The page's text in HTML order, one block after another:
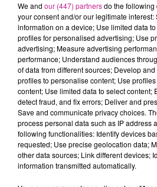
Fort d'une expérience de plus de 30
Humaines, Sofitex est un réseau
Temporaire et de Placement en
dynamique et son succès sur le
équipes, sa forte réactivité et sa
DESCRIPTION DE L'OFFRE
Nous recrutons pour notre
Travaux Publics sur le secteur de
CONDUCTEUR DE PELLE A
Au sein de votre équipe, vos
-Conduite en autonomie d'une pelle
We and our (447) partnersdo the following
your consent and/or our legitimate interest:
information on a device; Use limited data
profiles for personalised advertising; Use
advertising; Measure advertising
performance; Understand audiences
of data from different sources; Develop
profiles to personalise content; Use
content; Use limited data to select content;
detect fraud, and fix errors; Deliver and
Save and communicate privacy choices.
process personal data such as IP address
following functionalities: Identify devices
requested; Use precise geolocation data;
other data sources; Link different devices;
information transmitted automatically.